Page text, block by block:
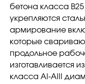
бетона класса
укрепляются
армирование
которые
продольное
изготавливается
класса АI-АIII